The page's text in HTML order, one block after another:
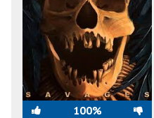
100%